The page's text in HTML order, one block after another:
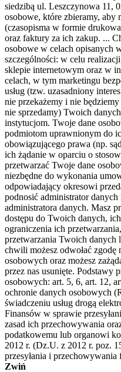
siedzibą ul. Leszczynowa 11,
osobowe, które zbieramy, aby
(czasopisma w formie
oraz faktury za ich zakup. ...
osobowe w celach opisanych
szczególności: w celu
sklepie internetowym oraz w
celach, w tym marketingu
usług (tzw. uzasadniony
nie przekażemy i nie
nie sprzedamy) Twoich
instytucjom. Twoje dane
podmiotom uprawnionym do
obowiązującego prawa (np.
ich żądanie w oparciu o
przetwarzać Twoje dane
niezbędne do wykonania
odpowiadający okresowi
podnosić administrator
administratora danych. Masz
dostępu do Twoich danych,
ograniczenia ich
przetwarzania Twoich danych
chwili możesz odwołać
osobowych oraz możesz
przez nas usunięte. Podstawy
osobowych: art. 5, 6, art. 12,
ochronie danych osobowych
świadczeniu usług drogą
Finansów w sprawie
zasad ich przechowywania
podatkowemu lub organowi
2012 r. (Dz.U. z 2012 r. poz.
przesyłania i
Zwiń